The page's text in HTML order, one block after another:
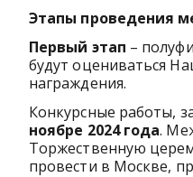
Этапы проведения
Первый этап –
будут оцениваться
награждения.
Конкурсные работы,
ноябре 2024 года.
Торжественную
провести в Москве,